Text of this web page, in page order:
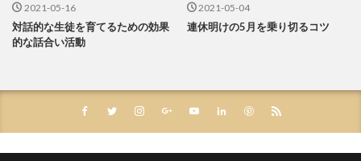
2021-05-16
対話的な生徒を育てるための効果
的な話合い活動
2021-05-04
連休明けの5月を乗り切るコツ